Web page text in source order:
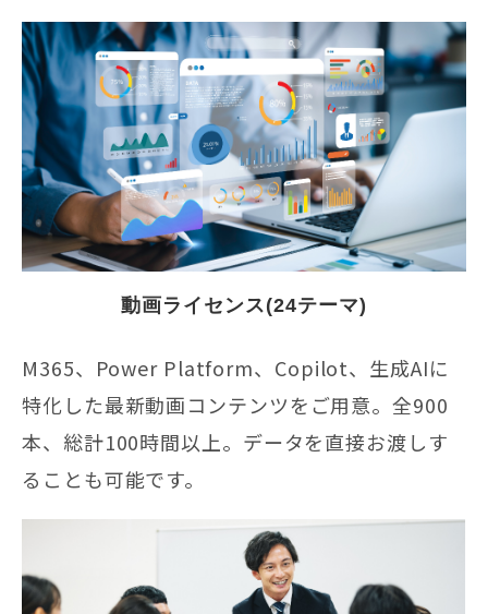
動画ライセンス(24テーマ)
M365、Power Platform、Copilot、生成AIに
特化した最新動画コンテンツをご用意。全900
本、総計100時間以上。データを直接お渡しす
ることも可能です。